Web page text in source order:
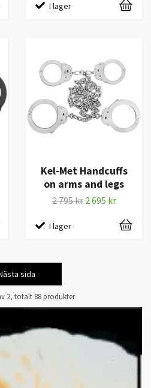
I lager
Kel-Met Handcuffs
on arms and legs
2 795 kr 2 695 kr
I lager
sida
2, totalt 88 produkter